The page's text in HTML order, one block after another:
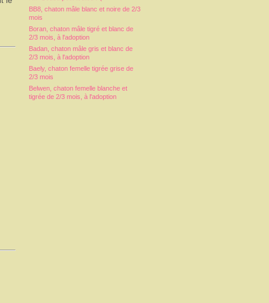
BB8, chaton mâle blanc et noire de 2/3
mois
Boran, chaton mâle tigré et blanc de
2/3 mois, à l'adoption
Badan, chaton mâle gris et blanc de
2/3 mois, à l'adoption
Baely, chaton femelle tigrée grise de
2/3 mois
Belwen, chaton femelle blanche et
tigrée de 2/3 mois, à l'adoption